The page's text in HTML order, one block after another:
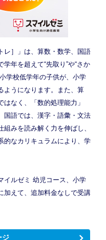
レ］」は、算数・数学、国語
年を超えて“先取り”や“さか
学校低学年の子供が、小学
ようになります。また、算
なく、「数的処理能力」
国語では、漢字・語彙・文法
みを読み解く力を伸ばし、
的なカリキュラムにより、学
イルゼミ 幼児コース、小学
加えて、追加料金なしで受講
ジ